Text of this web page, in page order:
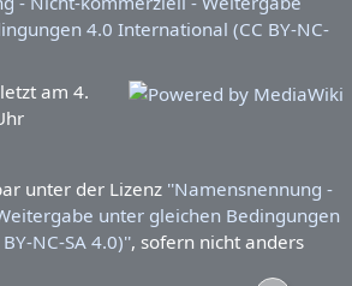
am 4.
unter der Lizenz ''Namensnennung -
unter gleichen Bedingungen
NC-SA 4.0)'', sofern nicht anders